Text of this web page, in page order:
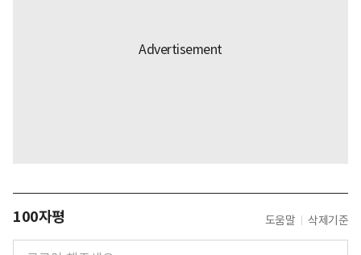
100자평 도움말 삭제기준